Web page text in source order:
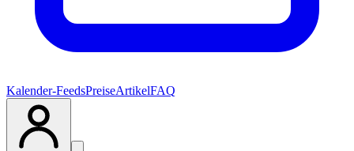
Kalender-FeedsPreiseArtikelFAQ